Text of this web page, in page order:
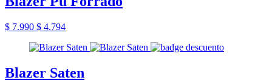
$ 7.990 $ 4.794
Blazer Saten